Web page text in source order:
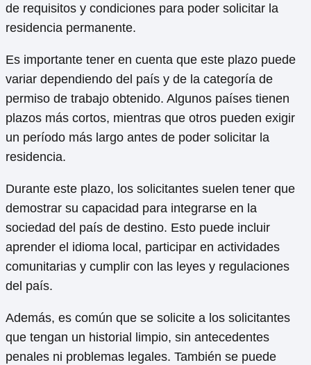
de requisitos y condiciones para poder solicitar la
residencia permanente.
Es importante tener en cuenta que este plazo puede
variar dependiendo del país y de la categoría de
permiso de trabajo obtenido. Algunos países tienen
plazos más cortos, mientras que otros pueden exigir
un período más largo antes de poder solicitar la
residencia.
Durante este plazo, los solicitantes suelen tener que
demostrar su capacidad para integrarse en la
sociedad del país de destino. Esto puede incluir
aprender el idioma local, participar en actividades
comunitarias y cumplir con las leyes y regulaciones
del país.
Además, es común que se solicite a los solicitantes
que tengan un historial limpio, sin antecedentes
penales ni problemas legales. También se puede